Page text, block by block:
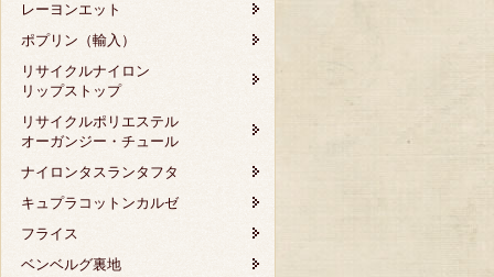
レーヨンエット
ポプリン（輸入）
リサイクルナイロン
リップストップ
リサイクルポリエステル
オーガンジー・チュール
ナイロンタスランタフタ
キュプラコットンカルゼ
フライス
ベンベルグ裏地